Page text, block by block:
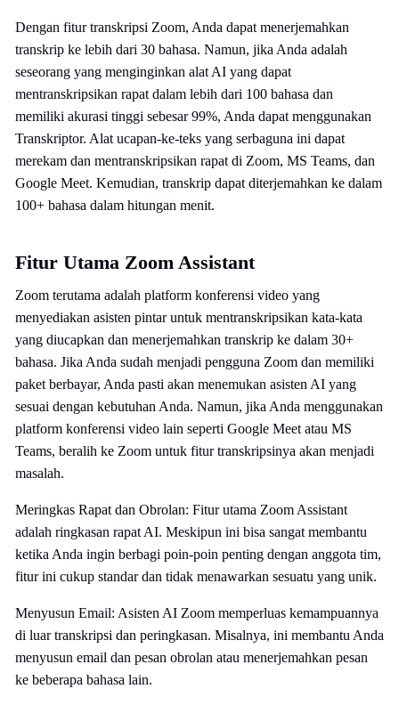
Dengan fitur transkripsi Zoom, Anda dapat menerjemahkan
transkrip ke lebih dari 30 bahasa. Namun, jika Anda adalah
seseorang yang menginginkan alat AI yang dapat
mentranskripsikan rapat dalam lebih dari 100 bahasa dan
memiliki akurasi tinggi sebesar 99%, Anda dapat menggunakan
Transkriptor. Alat ucapan-ke-teks yang serbaguna ini dapat
merekam dan mentranskripsikan rapat di Zoom, MS Teams, dan
Google Meet. Kemudian, transkrip dapat diterjemahkan ke dalam
100+ bahasa dalam hitungan menit.
Fitur Utama Zoom Assistant
Zoom terutama adalah platform konferensi video yang
menyediakan asisten pintar untuk mentranskripsikan kata-kata
yang diucapkan dan menerjemahkan transkrip ke dalam 30+
bahasa. Jika Anda sudah menjadi pengguna Zoom dan memiliki
paket berbayar, Anda pasti akan menemukan asisten AI yang
sesuai dengan kebutuhan Anda. Namun, jika Anda menggunakan
platform konferensi video lain seperti Google Meet atau MS
Teams, beralih ke Zoom untuk fitur transkripsinya akan menjadi
masalah.
Meringkas Rapat dan Obrolan: Fitur utama Zoom Assistant
adalah ringkasan rapat AI. Meskipun ini bisa sangat membantu
ketika Anda ingin berbagi poin-poin penting dengan anggota tim,
fitur ini cukup standar dan tidak menawarkan sesuatu yang unik.
Menyusun Email: Asisten AI Zoom memperluas kemampuannya
di luar transkripsi dan peringkasan. Misalnya, ini membantu Anda
menyusun email dan pesan obrolan atau menerjemahkan pesan
ke beberapa bahasa lain.